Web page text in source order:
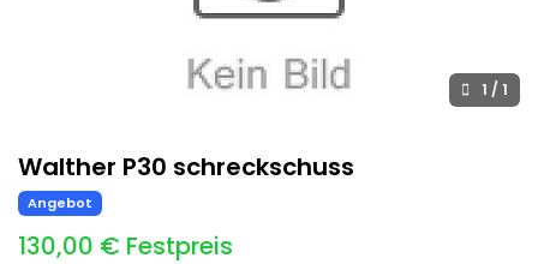
1 / 1
Walther P30 schreckschuss
Angebot
130,00 € Festpreis